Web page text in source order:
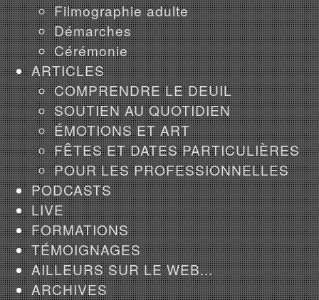
Filmographie adulte
Démarches
Cérémonie
ARTICLES
COMPRENDRE LE DEUIL
SOUTIEN AU QUOTIDIEN
ÉMOTIONS ET ART
FÊTES ET DATES PARTICULIÈRES
POUR LES PROFESSIONNELLES
PODCASTS
LIVE
FORMATIONS
TÉMOIGNAGES
AILLEURS SUR LE WEB...
ARCHIVES